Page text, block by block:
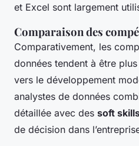
et Excel sont largement
Comparaison des
Comparativement, les
données tendent à être
vers le développement
analystes de données
détaillée avec des soft
de décision dans